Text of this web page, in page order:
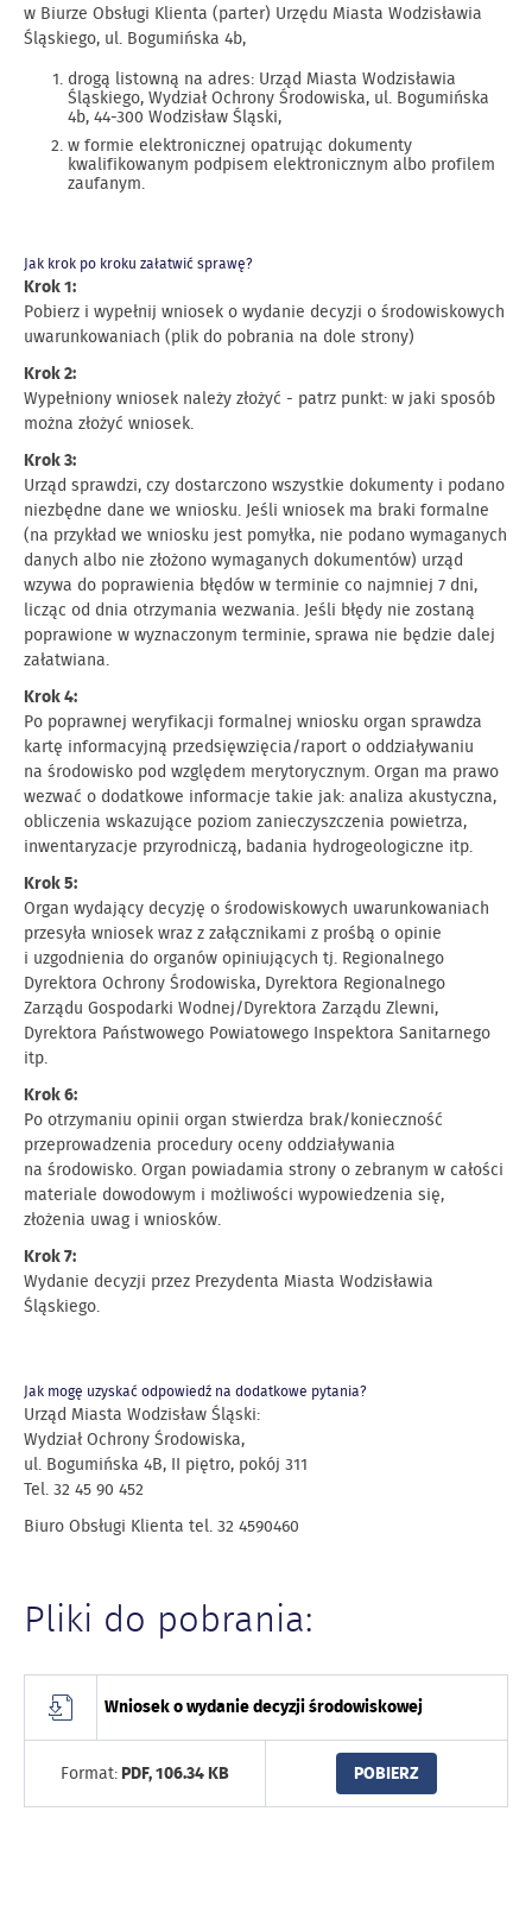
w Biurze Obsługi Klienta (parter) Urzędu Miasta Wodzisławia
Śląskiego, ul. Bogumińska 4b,
drogą listowną na adres: Urząd Miasta Wodzisławia
Śląskiego, Wydział Ochrony Środowiska, ul. Bogumińska
4b, 44-300 Wodzisław Śląski,
w formie elektronicznej opatrując dokumenty
kwalifikowanym podpisem elektronicznym albo profilem
zaufanym.
Jak krok po kroku załatwić sprawę?
Krok 1:
Pobierz i wypełnij wniosek o wydanie decyzji o środowiskowych
uwarunkowaniach (plik do pobrania na dole strony)
Krok 2:
Wypełniony wniosek należy złożyć - patrz punkt: w jaki sposób
można złożyć wniosek.
Krok 3:
Urząd sprawdzi, czy dostarczono wszystkie dokumenty i podano
niezbędne dane we wniosku. Jeśli wniosek ma braki formalne
(na przykład we wniosku jest pomyłka, nie podano wymaganych
danych albo nie złożono wymaganych dokumentów) urząd
wzywa do poprawienia błędów w terminie co najmniej 7 dni,
licząc od dnia otrzymania wezwania. Jeśli błędy nie zostaną
poprawione w wyznaczonym terminie, sprawa nie będzie dalej
załatwiana.
Krok 4:
Po poprawnej weryfikacji formalnej wniosku organ sprawdza
kartę informacyjną przedsięwzięcia/raport o oddziaływaniu
na środowisko pod względem merytorycznym. Organ ma prawo
wezwać o dodatkowe informacje takie jak: analiza akustyczna,
obliczenia wskazujące poziom zanieczyszczenia powietrza,
inwentaryzacje przyrodniczą, badania hydrogeologiczne itp.
Krok 5:
Organ wydający decyzję o środowiskowych uwarunkowaniach
przesyła wniosek wraz z załącznikami z prośbą o opinie
i uzgodnienia do organów opiniujących tj. Regionalnego
Dyrektora Ochrony Środowiska, Dyrektora Regionalnego
Zarządu Gospodarki Wodnej/Dyrektora Zarządu Zlewni,
Dyrektora Państwowego Powiatowego Inspektora Sanitarnego
itp.
Krok 6:
Po otrzymaniu opinii organ stwierdza brak/konieczność
przeprowadzenia procedury oceny oddziaływania
na środowisko. Organ powiadamia strony o zebranym w całości
materiale dowodowym i możliwości wypowiedzenia się,
złożenia uwag i wniosków.
Krok 7:
Wydanie decyzji przez Prezydenta Miasta Wodzisławia
Śląskiego.
Jak mogę uzyskać odpowiedź na dodatkowe pytania?
Urząd Miasta Wodzisław Śląski:
Wydział Ochrony Środowiska,
ul. Bogumińska 4B, II piętro, pokój 311
Tel. 32 45 90 452
Biuro Obsługi Klienta tel. 32 4590460
Pliki do pobrania:
Wniosek o wydanie decyzji środowiskowej
Format: PDF, 106.34 KB POBIERZ